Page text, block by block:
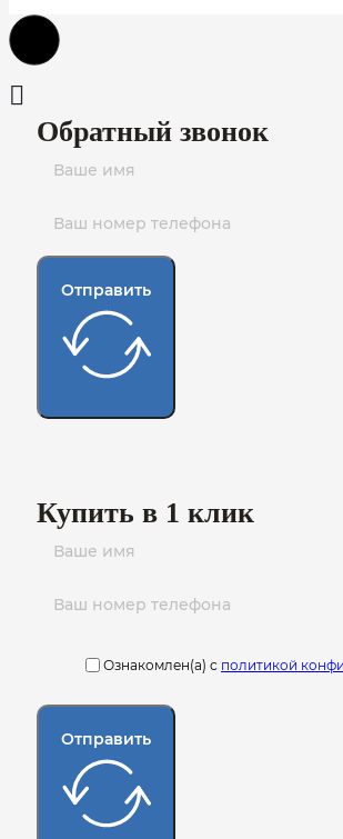
Обратный звонок
Отправить
Купить в 1 клик
Ознакомлен(а) с политикой
Отправить